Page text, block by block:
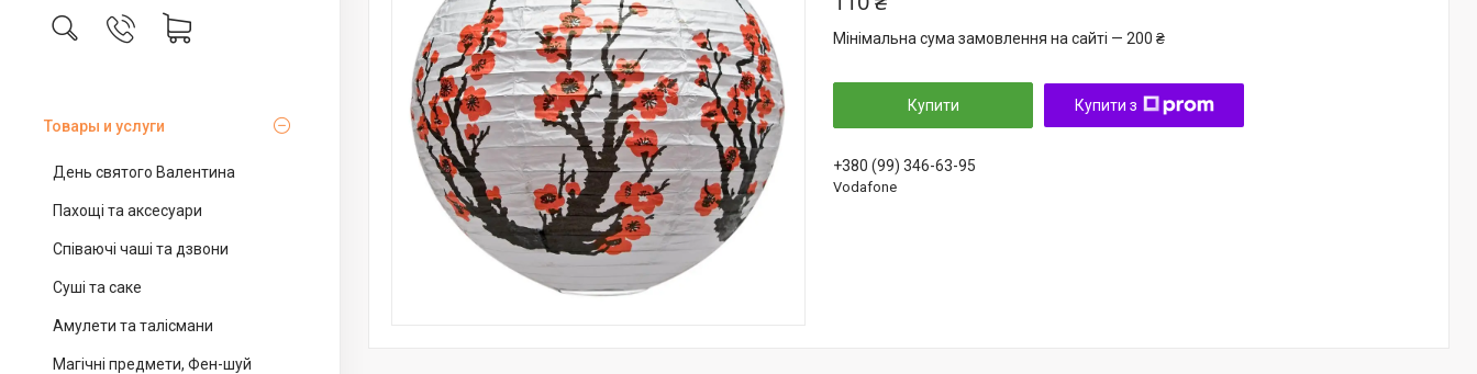
Товары и услуги
День святого Валентина
Пахощі та аксесуари
Співаючі чаші та дзвони
Суші та саке
Амулети та талісмани
Магічні предмети, Фен-шуй
Мінімальна сума замовлення на сайті — 200 ₴
Купити Купити з
+380 (99) 346-63-95
Vodafone